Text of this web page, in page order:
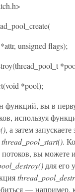
unsigned flags);
*pool);
функций, вы в
используя
, а затем
thread_pool_start().
вы можете
для его
— например,